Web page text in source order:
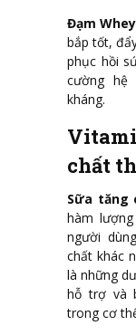
Đạm Whey
bắp tốt,
phục hồi
cường hệ
kháng.
chất
Sữa tăng
hàm
người
chất khác
là những
hỗ trợ và
trong cơ